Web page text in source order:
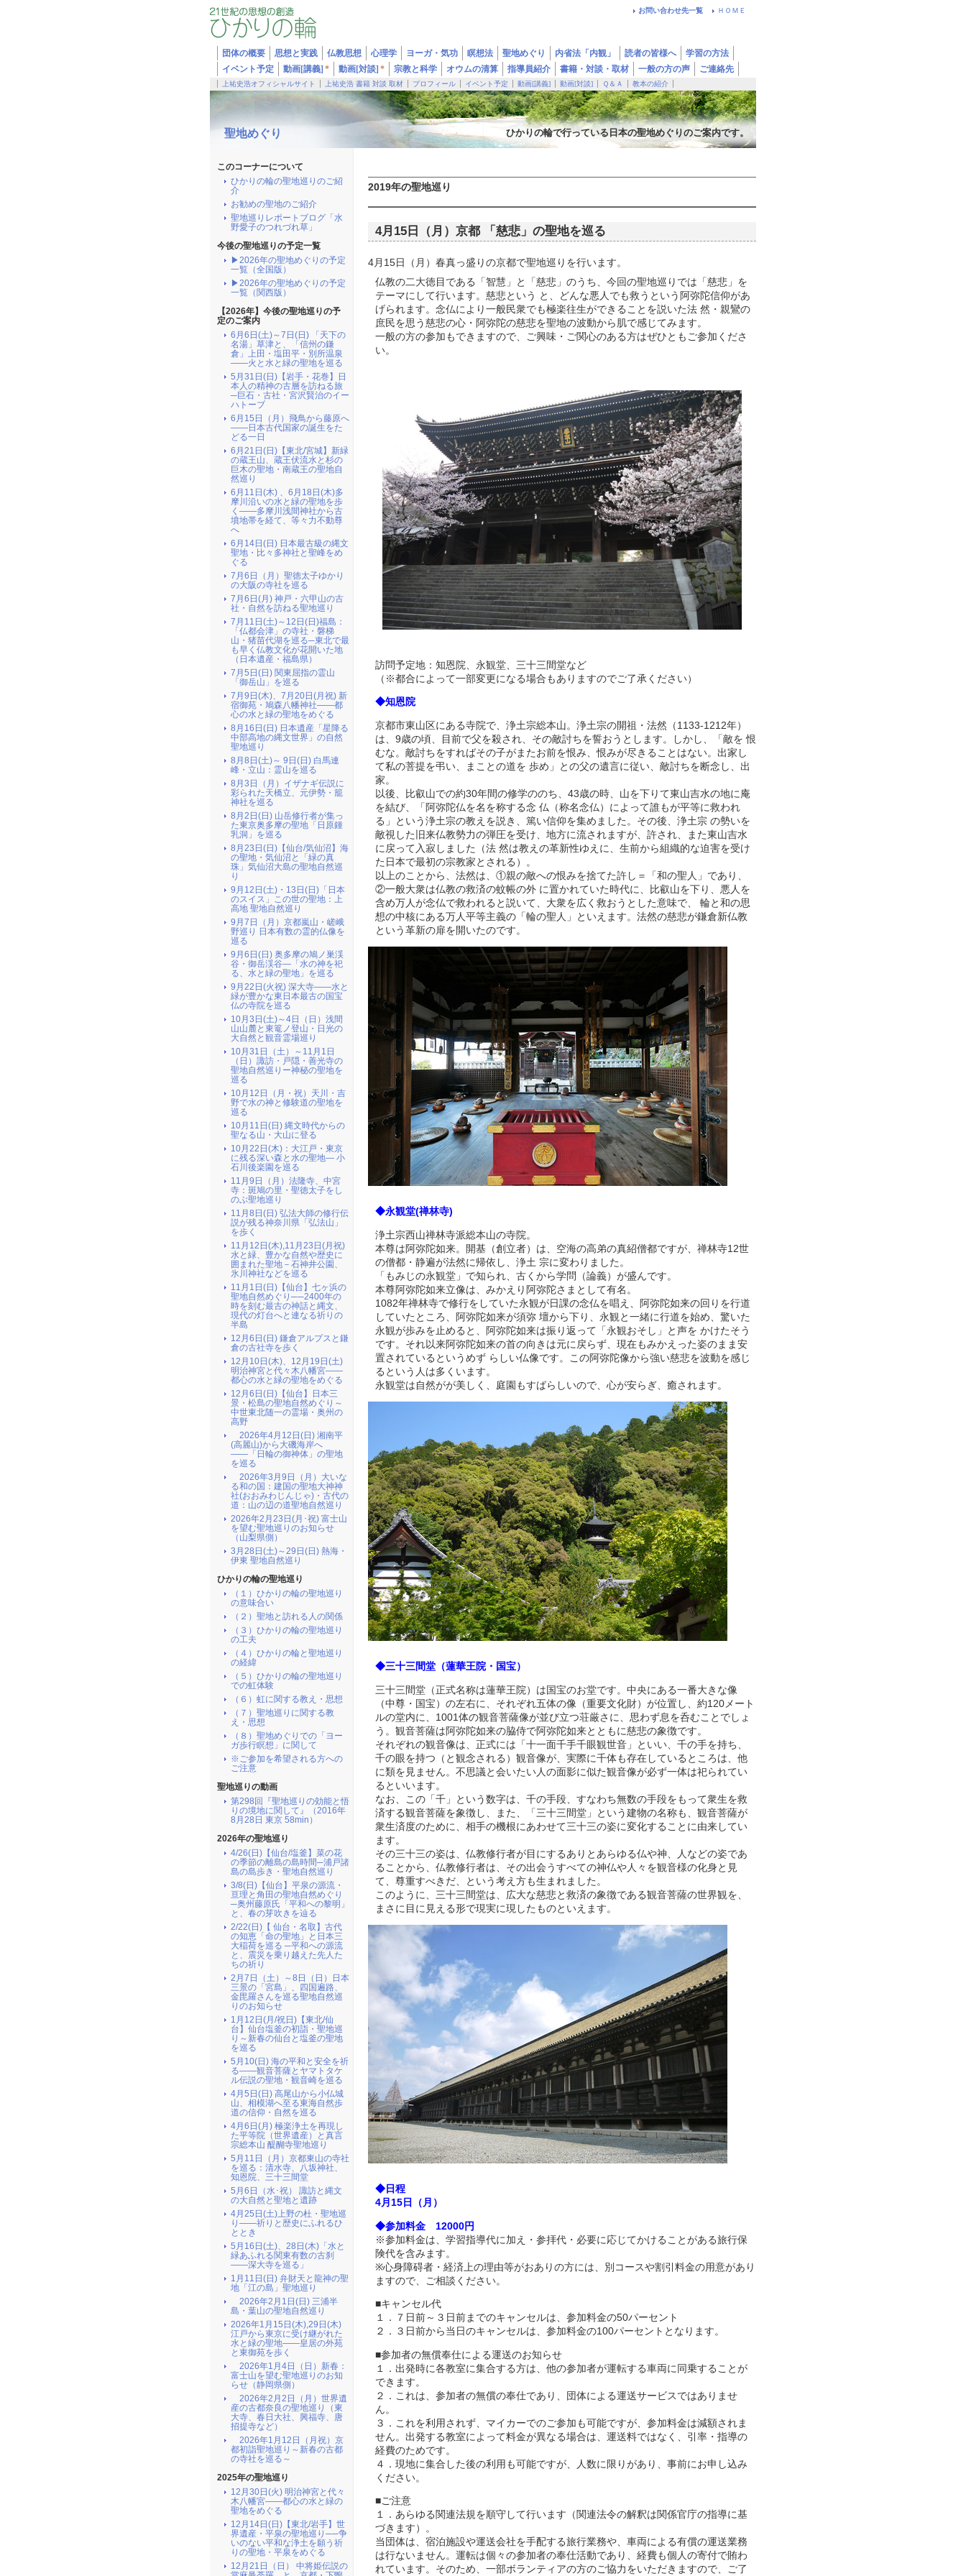
ＨＯＭＥ
お問い合わせ先一覧
団体の概要 思想と実践 仏教思想 心理学 ヨーガ・気功 瞑想法 聖地めぐり 内省法「内観」 読者の皆様へ
学習の方法
イベント予定
動画[講義] * 動画[対談] * 宗教と科学 オウムの清算 指導員紹介 書籍・対談・取材 一般の方の声 ご連絡先
上祐史浩オフィシャルサイト 上祐史浩 書籍 対談 取材 プロフィール イベント予定 動画[講義] 動画[対談] Ｑ＆Ａ 教本の紹介
聖地めぐり ひかりの輪で行っている日本の聖地めぐりのご案内です。
2019年の聖地巡り
4月15日（月）京都 「慈悲」の聖地を巡る
4月15日（月）春真っ盛りの京都で聖地巡りを行います。
仏教の二大徳目である「智慧」と「慈悲」のうち、今回の聖地巡りでは「慈悲」を
テーマにして行います。慈悲という と、どんな悪人でも救うという阿弥陀信仰があ
げられます。念仏により一般民衆でも極楽往生ができることを説いた法 然・親鸞の
庶民を思う慈悲の心・阿弥陀の慈悲を聖地の波動から肌で感じてみます。
一般の方の参加もできますので、ご興味・ご関心のある方はぜひともご参加くださ
い。
訪問予定地：知恩院、永観堂、三十三間堂など
（※都合によって一部変更になる場合もありますのでご了承ください）
◆知恩院
京都市東山区にある寺院で、浄土宗総本山。浄土宗の開祖・法然（1133-1212年）
は、9歳の頃、目前で父を殺され、その敵討ちを誓おうとします。しかし、「敵を 恨
むな。敵討ちをすればその子がまたお前を恨み、恨みが尽きることはない。出家し
て私の菩提を弔い、まことの道を 歩め」との父の遺言に従い、敵討ちを断念し、出
家。
以後、比叡山での約30年間の修学ののち、43歳の時、山を下りて東山吉水の地に庵
を結び、「阿弥陀仏を名を称する念 仏（称名念仏）によって誰もが平等に救われ
る」という浄土宗の教えを説き、篤い信仰を集めました。その後、浄土宗 の勢いを
敵視した旧来仏教勢力の弾圧を受け、地方に流されますが、許され、また東山吉水
に戻って入寂しました（法 然は教えの革新性ゆえに、生前から組織的な迫害を受け
た日本で最初の宗教家とされる）。
以上のことから、法然は、①親の敵への恨みを捨てた許し＝「和の聖人」であり、
②一般大衆は仏教の救済の蚊帳の外 に置かれていた時代に、比叡山を下り、悪人を
含め万人が念仏で救われると説いて、大衆を広く救おうとした意味で、 輪と和の思
想の中核にある万人平等主義の「輪の聖人」といえます。法然の慈悲が鎌倉新仏教
という革新の扉を開いたのです。
◆永観堂(禅林寺)
浄土宗西山禅林寺派総本山の寺院。
本尊は阿弥陀如来。開基（創立者）は、空海の高弟の真紹僧都ですが、禅林寺12世
の僧都・静遍が法然に帰依し、浄土 宗に変わりました。
「もみじの永観堂」で知られ、古くから学問（論義）が盛んです。
本尊阿弥陀如来立像は、みかえり阿弥陀さまとして有名。
1082年禅林寺で修行をしていた永観が日課の念仏を唱え、阿弥陀如来の回りを行道
していたところ、阿弥陀如来が須弥 壇から下り、永観と一緒に行道を始め、驚いた
永観が歩みを止めると、阿弥陀如来は振り返って「永観おそし」と声を かけたそう
です。それ以来阿弥陀如来の首の向きは元に戻らず、現在もみかえった姿のまま安
置されているというめず らしい仏像です。この阿弥陀像から強い慈悲を波動を感じ
るという人は多くいます。
永観堂は自然がが美しく、庭園もすばらしいので、心が安らぎ、癒されます。
◆三十三間堂（蓮華王院・国宝）
三十三間堂（正式名称は蓮華王院）は国宝のお堂です。中央にある一番大きな像
（中尊・国宝）の左右に、それぞれ五体の像（重要文化財）が位置し、約120メート
ルの堂内に、1001体の観音菩薩像が並び立つ荘厳さに、思わず息を呑むことでしょ
う。観音菩薩は阿弥陀如来の脇侍で阿弥陀如来とともに慈悲の象徴です。
それぞれの観音像は、正式には「十一面千手千眼観世音」といい、千の手を持ち、
千の眼を持つ（と観念される）観音像が、実際に千体も存在しているところは、他
に類を見ません。不思議と会いたい人の面影に似た観音像が必ず一体は祀られてい
るといいます。
なお、この「千」という数字は、千の手段、すなわち無数の手段をもって衆生を救
済する観音菩薩を象徴し、また、「三十三間堂」という建物の名称も、観音菩薩が
衆生済度のために、相手の機根にあわせて三十三の姿に変化することに由来してい
ます。
その三十三の姿は、仏教修行者が目にするありとあらゆる仏や神、人などの姿であ
ることから、仏教修行者は、その出会うすべての神仏や人々を観音様の化身と見
て、尊重すべきだ、という考え方も生まれました。
このように、三十三間堂は、広大な慈悲と救済の象徴である観音菩薩の世界観を、
まさに目に見える形で現実に現したものといえます。
◆日程
4月15日（月）
◆参加料金 12000円
※参加料金は、学習指導代に加え・参拝代・必要に応じてかけることがある旅行保
険代を含みます。
※心身障碍者・経済上の理由等がおありの方には、別コースや割引料金の用意があり
ますので、ご相談ください。
■キャンセル代
１．７日前～３日前までのキャンセルは、参加料金の50パーセント
２．３日前から当日のキャンセルは、参加料金の100パーセントとなります。
■参加者の無償奉仕による運送のお知らせ
１．出発時に各教室に集合する方は、他の参加者が運転する車両に同乗することが
できます。
２．これは、参加者の無償の奉仕であり、団体による運送サービスではありませ
ん。
３．これを利用されず、マイカーでのご参加も可能ですが、参加料金は減額されま
せん。出発する教室によって料金が異なる場合は、運送料ではなく、引率・指導の
経費のためです。
４．現地に集合した後の利用も可能ですが、人数に限りがあり、事前にお申し込み
ください。
■ご注意
１．あらゆる関連法規を順守して行います（関連法令の解釈は関係官庁の指導に基
づきます）。
当団体は、宿泊施設や運送会社を手配する旅行業務や、車両による有償の運送業務
は行ないません。運転は個々の参加者の奉仕活動であり、経費も個人の寄付で賄わ
れています。そのため、一部ボランティアの方のご協力をいただきますので、ご了
このコーナーについて
ひかりの輪の聖地巡りのご紹
介
お勧めの聖地のご紹介
聖地巡りレポートブログ「水
野愛子のつれづれ草」
今後の聖地巡りの予定一覧
▶2026年の聖地めぐりの予定
一覧（全国版）
▶2026年の聖地めぐりの予定
一覧（関西版）
【2026年】今後の聖地巡りの予
定のご案内
6月6日(土)～7日(日) 「天下の
名湯」草津と、「信州の鎌
倉」上田・塩田平・別所温泉
――火と水と緑の聖地を巡る
5月31日(日)【岩手・花巻】日
本人の精神の古層を訪ねる旅
─巨石・古社・宮沢賢治のイー
ハトーブ
6月15日（月）飛鳥から藤原へ
――日本古代国家の誕生をた
どる一日
6月21日(日)【東北/宮城】新緑
の蔵王山、蔵王伏流水と杉の
巨木の聖地・南蔵王の聖地自
然巡り
6月11日(木) 、6月18日(木)多
摩川沿いの水と緑の聖地を歩
く――多摩川浅間神社から古
墳地帯を経て、等々力不動尊
へ
6月14日(日) 日本最古級の縄文
聖地・比々多神社と聖峰をめ
ぐる
7月6日（月）聖徳太子ゆかり
の大阪の寺社を巡る
7月6日(月) 神戸・六甲山の古
社・自然を訪ねる聖地巡り
7月11日(土)～12日(日)福島：
「仏都会津」の寺社・磐梯
山・猪苗代湖を巡る─東北で最
も早く仏教文化が花開いた地
（日本遺産・福島県）
7月5日(日) 関東屈指の霊山
「御岳山」を巡る
7月9日(木)、7月20日(月祝) 新
宿御苑・鳩森八幡神社――都
心の水と緑の聖地をめぐる
8月16日(日) 日本遺産「星降る
中部高地の縄文世界」の自然
聖地巡り
8月8日(土)～ 9日(日) 白馬連
峰・立山：霊山を巡る
8月3日（月）イザナギ伝説に
彩られた天橋立、元伊勢・籠
神社を巡る
8月2日(日) 山岳修行者が集っ
た東京奥多摩の聖地「日原鍾
乳洞」を巡る
8月23日(日)【仙台/気仙沼】海
の聖地・気仙沼と「緑の真
珠」気仙沼大島の聖地自然巡
り
9月12日(土)・13日(日)「日本
のスイス」この世の聖地：上
高地 聖地自然巡り
9月7日（月）京都嵐山・嵯峨
野巡り 日本有数の霊的仏像を
巡る
9月6日(日) 奥多摩の鳩ノ巣渓
谷・御岳渓谷―「水の神を祀
る、水と緑の聖地」を巡る
9月22日(火祝) 深大寺――水と
緑が豊かな東日本最古の国宝
仏の寺院を巡る
10月3日(土)～4日（日）浅間
山山麓と東篭ノ登山・日光の
大自然と観音霊場巡り
10月31日（土）～11月1日
（日）諏訪・戸隠・善光寺の
聖地自然巡りー神秘の聖地を
巡る
10月12日（月・祝）天川・吉
野で水の神と修験道の聖地を
巡る
10月11日(日) 縄文時代からの
聖なる山・大山に登る
10月22日(木)：大江戸・東京
に残る深い森と水の聖地― 小
石川後楽園を巡る
11月9日（月）法隆寺、中宮
寺：斑鳩の里・聖徳太子をし
のぶ聖地巡り
11月8日(日) 弘法大師の修行伝
説が残る神奈川県「弘法山」
を歩く
11月12日(木),11月23日(月祝)
水と緑、豊かな自然や歴史に
囲まれた聖地－石神井公園、
氷川神社などを巡る
11月1日(日)【仙台】七ヶ浜の
聖地自然めぐり──2400年の
時を刻む最古の神話と縄文、
現代の灯台へと連なる祈りの
半島
12月6日(日) 鎌倉アルプスと鎌
倉の古社寺を歩く
12月10日(木)、12月19日(土)
明治神宮と代々木八幡宮――
都心の水と緑の聖地をめぐる
12月6日(日)【仙台】日本三
景・松島の聖地自然めぐり～
中世東北随一の霊場・奥州の
高野
2026年4月12日(日) 湘南平
(高麗山)から大磯海岸へ
――「日輪の御神体」の聖地
を巡る
2026年3月9日（月）大いな
る和の国：建国の聖地大神神
社(おおみわじんじゃ)・古代の
道：山の辺の道聖地自然巡り
2026年2月23日(月･祝) 富士山
を望む聖地巡りのお知らせ
（山梨県側）
3月28日(土)～29日(日) 熱海・
伊東 聖地自然巡り
ひかりの輪の聖地巡り
（１）ひかりの輪の聖地巡り
の意味合い
（２）聖地と訪れる人の関係
（３）ひかりの輪の聖地巡り
の工夫
（４）ひかりの輪と聖地巡り
の経緯
（５）ひかりの輪の聖地巡り
での虹体験
（６）虹に関する教え・思想
（７）聖地巡りに関する教
え・思想
（８）聖地めぐりでの「ヨー
ガ歩行瞑想」に関して
※ご参加を希望される方への
ご注意
聖地巡りの動画
第298回『聖地巡りの効能と悟
りの境地に関して』（2016年
8月28日 東京 58min）
2026年の聖地巡り
4/26(日)【仙台/塩釜】菜の花
の季節の離島の島時間─浦戸諸
島の島歩き・聖地自然巡り
3/8(日)【仙台】平泉の源流・
亘理と角田の聖地自然めぐり
─奥州藤原氏「平和への黎明」
と、春の芽吹きを辿る
2/22(日)【 仙台・名取】古代
の知恵「命の聖地」と日本三
大稲荷を巡る ─平和への源流
と、震災を乗り越えた先人た
ちの祈り
2月7日（土）～8日（日）日本
三景の「宮島」、四国遍路、
金毘羅さんを巡る聖地自然巡
りのお知らせ
1月12日(月/祝日)【東北/仙
台】仙台塩釜の初詣・聖地巡
り～新春の仙台と塩釜の聖地
を巡る
5月10(日) 海の平和と安全を祈
る――観音菩薩とヤマトタケ
ル伝説の聖地・観音崎を巡る
4月5日(日) 高尾山から小仏城
山、相模湖へ至る東海自然歩
道の信仰・自然を巡る
4月6日(月) 極楽浄土を再現し
た平等院（世界遺産）と真言
宗総本山 醍醐寺聖地巡り
5月11日（月）京都東山の寺社
を巡る：清水寺、八坂神社、
知恩院、三十三間堂
5月6日（水･祝） 諏訪と縄文
の大自然と聖地と遺跡
4月25日(土)上野の杜・聖地巡
り――祈りと歴史にふれるひ
ととき
5月16日(土)、28日(木)「水と
緑あふれる関東有数の古刹
――深大寺を巡る」
1月11日(日) 弁財天と龍神の聖
地「江の島」聖地巡り
2026年2月1日(日) 三浦半
島・葉山の聖地自然巡り
2026年1月15日(木),29日(木)
江戸から東京に受け継がれた
水と緑の聖地――皇居の外苑
と東御苑を歩く
2026年1月4日（日）新春：
富士山を望む聖地巡りのお知
らせ（静岡県側）
2026年2月2日（月）世界遺
産の古都奈良の聖地巡り（東
大寺、春日大社、興福寺、唐
招提寺など）
2026年1月12日（月祝）京
都初詣聖地巡り～新春の古都
の寺社を巡る～
2025年の聖地巡り
12月30日(火) 明治神宮と代々
木八幡宮――都心の水と緑の
聖地をめぐる
12月14日(日)【東北/岩手】世
界遺産・平泉の聖地巡り──争
いのない平和な浄土を願う祈
りの聖地・平泉をめぐる
12月21日（日） 中将姫伝説の